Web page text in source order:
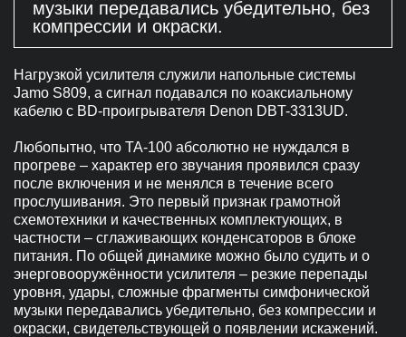
музыки передавались убедительно, без
компрессии и окраски.
Нагрузкой усилителя служили напольные системы
Jamo S809, а сигнал подавался по коаксиальному
кабелю с BD-проигрывателя Denon DBT-3313UD.
Любопытно, что ТА-100 абсолютно не нуждался в
прогреве – характер его звучания проявился сразу
после включения и не менялся в течение всего
прослушивания. Это первый признак грамотной
схемотехники и качественных комплектующих, в
частности – сглаживающих конденсаторов в блоке
питания. По общей динамике можно было судить и о
энерговооружённости усилителя – резкие перепады
уровня, удары, сложные фрагменты симфонической
музыки передавались убедительно, без компрессии и
окраски, свидетельствующей о появлении искажений.